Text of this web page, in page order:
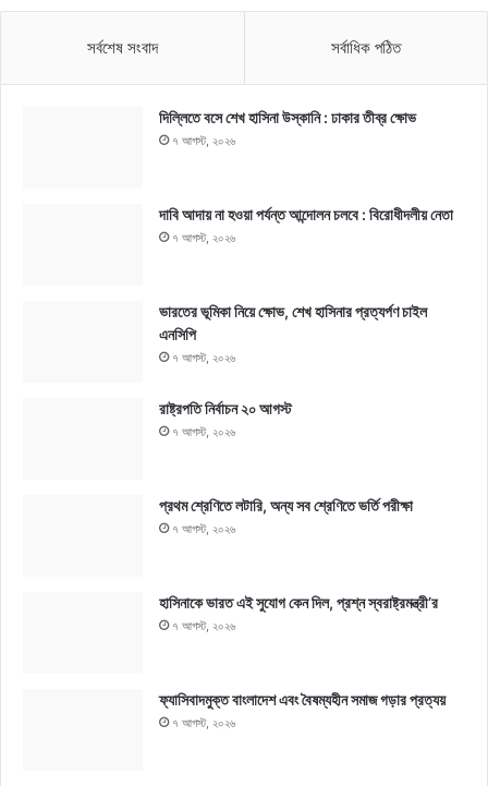
সর্বশেষ সংবাদ সর্বাধিক পঠিত
দিল্লিতে বসে শেখ হাসিনা উস্কানি : ঢাকার তীব্র ক্ষোভ
৭ আগস্ট, ২০২৬
দাবি আদায় না হওয়া পর্যন্ত আন্দোলন চলবে : বিরোধীদলীয় নেতা
৭ আগস্ট, ২০২৬
ভারতের ভূমিকা নিয়ে ক্ষোভ, শেখ হাসিনার প্রত্যর্পণ চাইল
এনসিপি
৭ আগস্ট, ২০২৬
রাষ্ট্রপতি নির্বাচন ২০ আগস্ট
৭ আগস্ট, ২০২৬
প্রথম শ্রেণিতে লটারি, অন্য সব শ্রেণিতে ভর্তি পরীক্ষা
৭ আগস্ট, ২০২৬
হাসিনাকে ভারত এই সুযোগ কেন দিল, প্রশ্ন স্বরাষ্ট্রমন্ত্রী’র
৭ আগস্ট, ২০২৬
ফ্যাসিবাদমুক্ত বাংলাদেশ এবং বৈষম্যহীন সমাজ গড়ার প্রত্যয়
৭ আগস্ট, ২০২৬